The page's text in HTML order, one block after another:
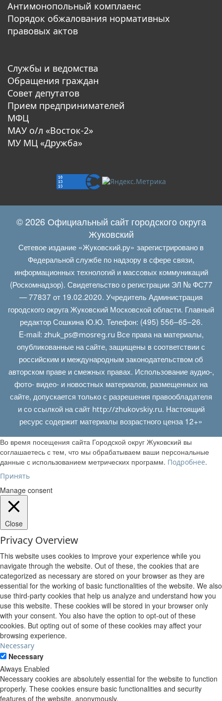
Антимонопольный комплаенс
Порядок обжалования нормативных
правовых актов
Службы и ведомства
Обращения граждан
Совет депутатов
Прием предпринимателей
МФЦ
МАУ о/л «Восток-2»
МУ МЦ «Дружба»
© 2026 Официальный сайт городского округа
Жуковский
Сетевое издание «Жуковский.ру» зарегистрировано в
Федеральной службе по надзору в сфере связи,
информационных технологий и массовых коммуникаций
(Роскомнадзор). Свидетельство о регистрации ЭЛ № ФС77
— 77837 от 19.02.2020. Учредитель Администрация
городского округа Жуковский Московской области. Главный
редактор Сошкина Ю.Ю. Телефон: (495) 556–65–26.
E‑mail: zhuk_ps@mosreg.ruВсе права на материалы,
опубликованные на сайте, защищены в соответствии с
российским и международным законодательством об
авторском праве и смежных правах. Использование аудио-,
фото- видео- и новостных материалов, размещенных на
сайте, допускается только с разрешения правообладателя
и со ссылкой на сайт http://zhukovskiy.ru. Настоящий
ресурс содержит материалы возрастного ценза 12+»
Во время посещения сайта Городской округ Жуковский вы
соглашаетесь с тем, что мы обрабатываем ваши персональные
данные с использованием метрических программ. Подробнее.
Принять
Manage consent
Close
Privacy Overview
This website uses cookies to improve your experience while you
navigate through the website. Out of these, the cookies that are
categorized as necessary are stored on your browser as they are
essential for the working of basic functionalities of the website. We also
use third-party cookies that help us analyze and understand how you
use this website. These cookies will be stored in your browser only
with your consent. You also have the option to opt-out of these
cookies. But opting out of some of these cookies may affect your
browsing experience.
Necessary
Necessary
Always Enabled
Necessary cookies are absolutely essential for the website to function
properly. These cookies ensure basic functionalities and security
features of the website, anonymously.